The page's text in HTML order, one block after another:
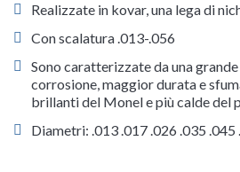
Realizzate in kovar, una lega di
Con scalatura .013-.056
Sono caratterizzate da una
corrosione, maggior durata e
brillanti del Monel e più calde del
Diametri: .013 .017 .026 .035 .045